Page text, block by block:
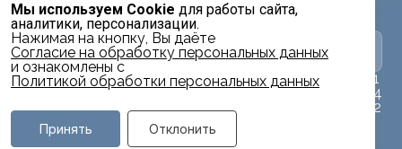
Мы используем Cookie для работы сайта,
аналитики, персонализации.
Нажимая на кнопку, Вы даёте
Cогласие на обработку персональных данных
и ознакомлены с
Политикой обработки персональных данных
Принять Отклонить
Заявка на налоговый вычет
+7 (3822) 999-901
+7 (3822) 999-904
+7 (913) 850-32-32